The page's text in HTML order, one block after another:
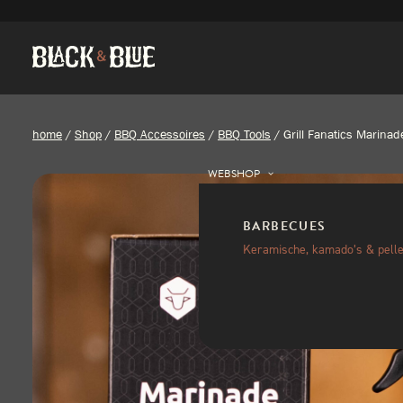
WEBSHOP
BARBECUES
Keramische, kamado’s &
home / Shop / BBQ Accessoires / BBQ Tools / Grill Fanatics